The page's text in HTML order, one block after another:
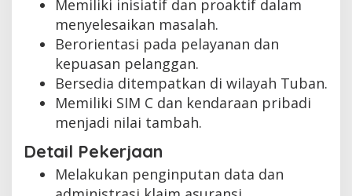
Memiliki inisiatif dan proaktif dalam
menyelesaikan masalah.
Berorientasi pada pelayanan dan
kepuasan pelanggan.
Bersedia ditempatkan di wilayah Tuban.
Memiliki SIM C dan kendaraan pribadi
menjadi nilai tambah.
Detail Pekerjaan
Melakukan penginputan data dan